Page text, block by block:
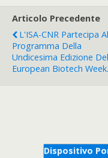
Articolo Precedente
L'ISA-CNR Partecipa Al
Programma Della
Undicesima Edizione
European Biotech Week.
Dispositivo